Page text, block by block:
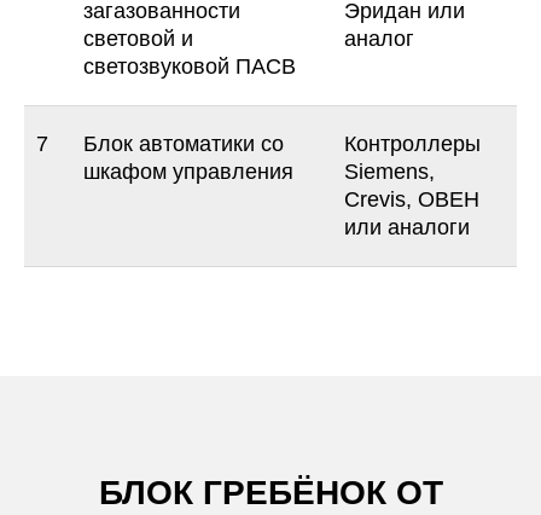
загазованности
световой и
светозвуковой ПАСВ
Эридан или
аналог
7
Блок автоматики со
шкафом управления
Контроллеры
Siemens,
Crevis, ОВЕН
или аналоги
БЛОК ГРЕБЁНОК ОТ